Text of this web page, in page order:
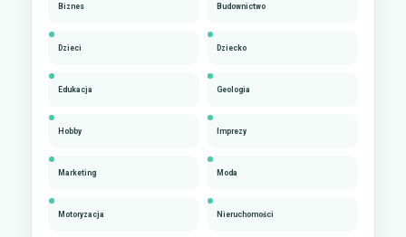
Biznes Budownictwo
Dzieci Dziecko
Edukacja Geologia
Hobby Imprezy
Marketing Moda
Motoryzacja Nieruchomości